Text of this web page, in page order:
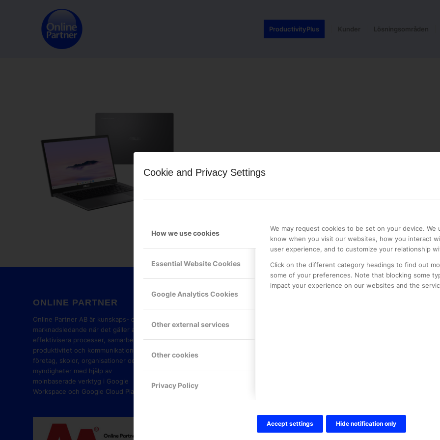
Cookie and Privacy Settings
How we use cookies
Essential Website Cookies
Google Analytics Cookies
Other external services
Other cookies
Privacy Policy
We may request cookies to be set on your device. We
know when you visit our websites, how you interact
user experience, and to customize your relationship
Click on the different category headings to find out
some of your preferences. Note that blocking some
impact your experience on our websites and the
Accept settings Hide notification only
ProductivityPlus Kunder Lösningsområden
ONLINE PARTNER
Online Partner AB är kunskaps- och
marknadsledande när det gäller att
effektivisera processer, samarbete,
produktivitet och kommunikation i
företag, skolor, organisationer och
myndigheter med hjälp av
molnbaserade verktyg i Google
Workspace och Google Cloud Platform.
FÖLJ OSS!
LinkedIn